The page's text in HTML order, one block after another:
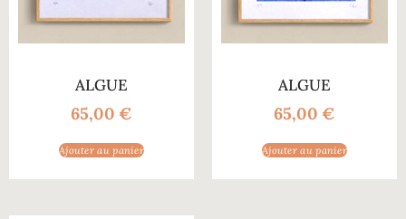
ALGUE
65,00 €
Ajouter au panier
ALGUE
65,00 €
Ajouter au panier